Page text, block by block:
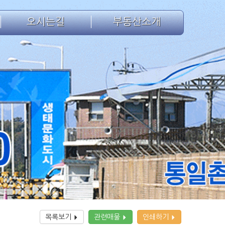
오시는길 부동산소개
목록보기 관련매물 인쇄하기